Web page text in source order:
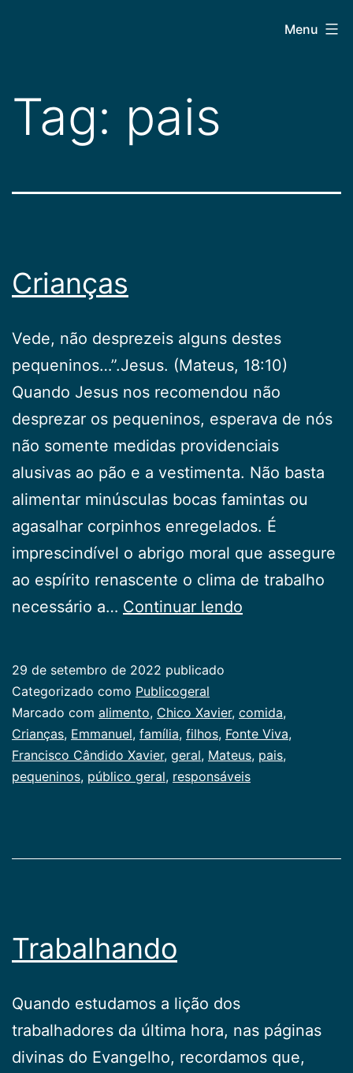
conteúdo
Menu
Tag: pais
Crianças
Vede, não desprezeis alguns destes
pequeninos…”.Jesus. (Mateus, 18:10)
Quando Jesus nos recomendou não
desprezar os pequeninos, esperava de nós
não somente medidas providenciais
alusivas ao pão e a vestimenta. Não basta
alimentar minúsculas bocas famintas ou
agasalhar corpinhos enregelados. É
imprescindível o abrigo moral que assegure
ao espírito renascente o clima de trabalho
necessário a… Continuar lendo
29 de setembro de 2022 publicado
Categorizado como Publicogeral
Marcado com alimento, Chico Xavier, comida,
Crianças, Emmanuel, família, filhos, Fonte Viva,
Francisco Cândido Xavier, geral, Mateus, pais,
pequeninos, público geral, responsáveis
Trabalhando
Quando estudamos a lição dos
trabalhadores da última hora, nas páginas
divinas do Evangelho, recordamos que,